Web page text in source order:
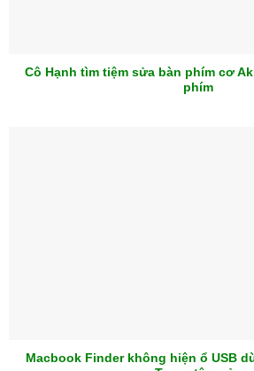
Cô Hạnh tìm tiệm sửa bàn phím cơ
phím
Macbook Finder không hiện ổ USB